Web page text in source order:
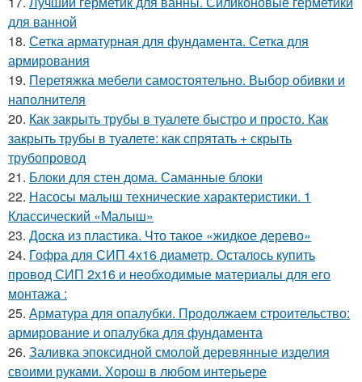
для ванной
18. Сетка арматурная для фундамента. Сетка для
армирования
19. Перетяжка мебели самостоятельно. Выбор обивки и
наполнителя
20. Как закрыть трубы в туалете быстро и просто. Как
закрыть трубы в туалете: как спрятать + скрыть
трубопровод
21. Блоки для стен дома. Саманные блоки
22. Насосы малыш технические характеристики. 1
Классический «Малыш»
23. Доска из пластика. Что такое «жидкое дерево»
24. Гофра для СИП 4х16 диаметр. Осталось купить
провод СИП 2х16 и необходимые материалы для его
монтажа :
25. Арматура для опалубки. Продолжаем строительство:
армирование и опалубка для фундамента
26. Заливка эпоксидной смолой деревянные изделия
своими руками. Хорош в любом интерьере